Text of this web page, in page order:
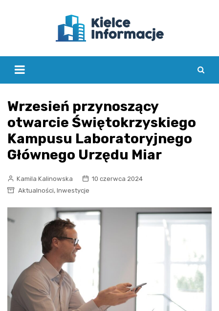
Wrzesień przynoszący
otwarcie Świętokrzyskiego
Kampusu Laboratoryjnego
Głównego Urzędu Miar
Kamila Kalinowska
10 czerwca 2024
Aktualności, Inwestycje